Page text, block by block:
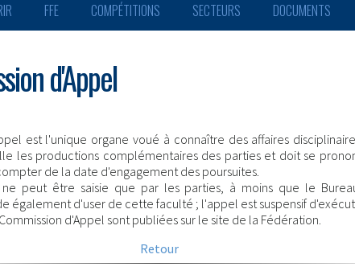
FFE COMPÉTITIONS SECTEURS DOCUMENTS
d'Appel
est l'unique organe voué à connaître des affaires
les productions complémentaires des parties et doit se
de la date d'engagement des poursuites.
ne peut être saisie que par les parties, à moins que le
également d'user de cette faculté ; l'appel est suspensif
d'Appel sont publiées sur le site de la Fédération.
Retour